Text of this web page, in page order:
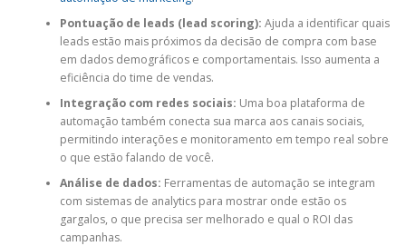
Pontuação de leads (lead scoring): Ajuda a identificar quais
leads estão mais próximos da decisão de compra com base
em dados demográficos e comportamentais. Isso aumenta a
eficiência do time de vendas.
Integração com redes sociais: Uma boa plataforma de
automação também conecta sua marca aos canais sociais,
permitindo interações e monitoramento em tempo real sobre
o que estão falando de você.
Análise de dados: Ferramentas de automação se integram
com sistemas de analytics para mostrar onde estão os
gargalos, o que precisa ser melhorado e qual o ROI das
campanhas.